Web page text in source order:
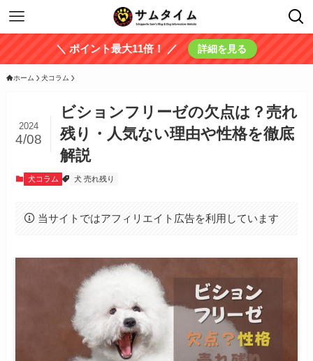
＼ ポイント最大11倍！ ／ 詳細を見る
ホーム 犬コラム
ビションフリーゼの欠点は？売れ
残り・人気ない理由や性格を徹底
解説
2024
4/08
犬コラム 犬 売れ残り
当サイトではアフィリエイト広告を利用しています